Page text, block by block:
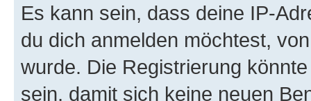
Es kann sein, dass deine IP-
du dich anmelden möchtest,
wurde. Die Registrierung
sein, damit sich keine neuen